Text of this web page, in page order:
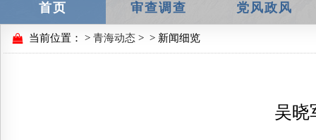
首页 审查调查 党风政风
当前位置： > 青海动态 > > 新闻细览
吴晓